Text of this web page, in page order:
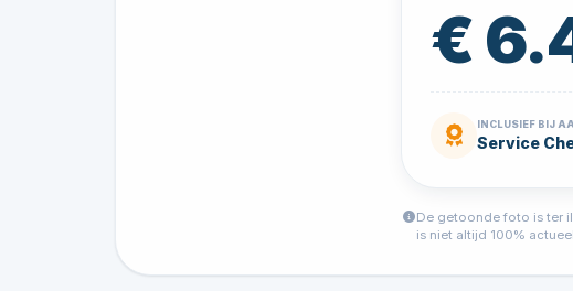
€
INCLUSIEF BIJ
Service
De getoonde foto is ter
is niet altijd 100%